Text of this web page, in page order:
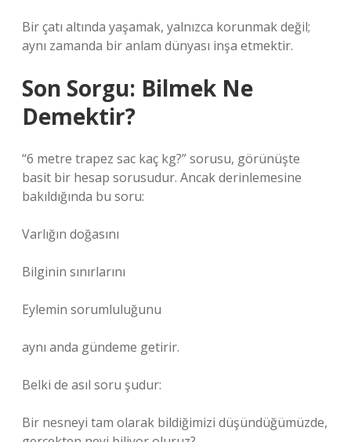
Bir çatı altında yaşamak, yalnızca korunmak değil;
aynı zamanda bir anlam dünyası inşa etmektir.
Son Sorgu: Bilmek Ne
Demektir?
“6 metre trapez sac kaç kg?” sorusu, görünüşte
basit bir hesap sorusudur. Ancak derinlemesine
bakıldığında bu soru:
Varlığın doğasını
Bilginin sınırlarını
Eylemin sorumluluğunu
aynı anda gündeme getirir.
Belki de asıl soru şudur:
Bir nesneyi tam olarak bildiğimizi düşündüğümüzde,